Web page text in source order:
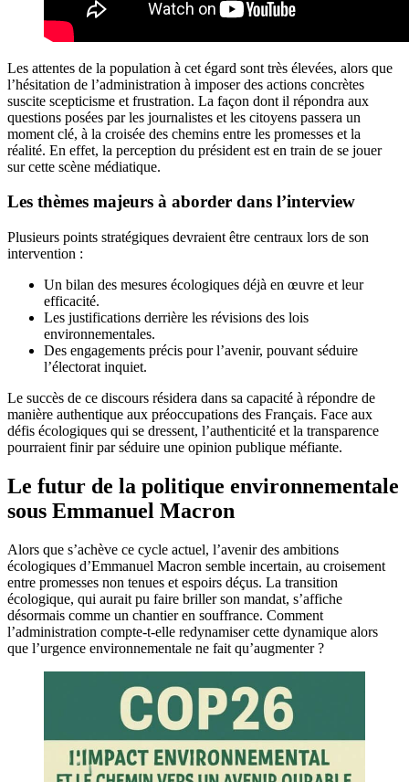
Les attentes de la population à cet égard sont très élevées, alors que
l’hésitation de l’administration à imposer des actions concrètes
suscite scepticisme et frustration. La façon dont il répondra aux
questions posées par les journalistes et les citoyens passera un
moment clé, à la croisée des chemins entre les promesses et la
réalité. En effet, la perception du président est en train de se jouer
sur cette scène médiatique.
Les thèmes majeurs à aborder dans l’interview
Plusieurs points stratégiques devraient être centraux lors de son
intervention :
Un bilan des mesures écologiques déjà en œuvre et leur
efficacité.
Les justifications derrière les révisions des lois
environnementales.
Des engagements précis pour l’avenir, pouvant séduire
l’électorat inquiet.
Le succès de ce discours résidera dans sa capacité à répondre de
manière authentique aux préoccupations des Français. Face aux
défis écologiques qui se dressent, l’authenticité et la transparence
pourraient finir par séduire une opinion publique méfiante.
Le futur de la politique environnementale
sous Emmanuel Macron
Alors que s’achève ce cycle actuel, l’avenir des ambitions
écologiques d’Emmanuel Macron semble incertain, au croisement
entre promesses non tenues et espoirs déçus. La transition
écologique, qui aurait pu faire briller son mandat, s’affiche
désormais comme un chantier en souffrance. Comment
l’administration compte-t-elle redynamiser cette dynamique alors
que l’urgence environnementale ne fait qu’augmenter ?